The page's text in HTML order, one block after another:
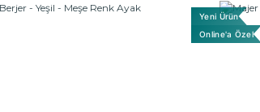
Yeni Ürün
Online'a Özel